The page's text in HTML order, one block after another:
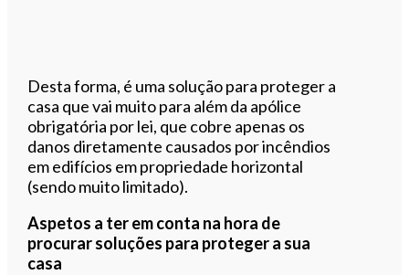
Desta forma, é uma solução para proteger a
casa que vai muito para além da apólice
obrigatória por lei, que cobre apenas os
danos diretamente causados por incêndios
em edifícios em propriedade horizontal
(sendo muito limitado).
Aspetos a ter em conta na hora de
procurar soluções para proteger a sua
casa